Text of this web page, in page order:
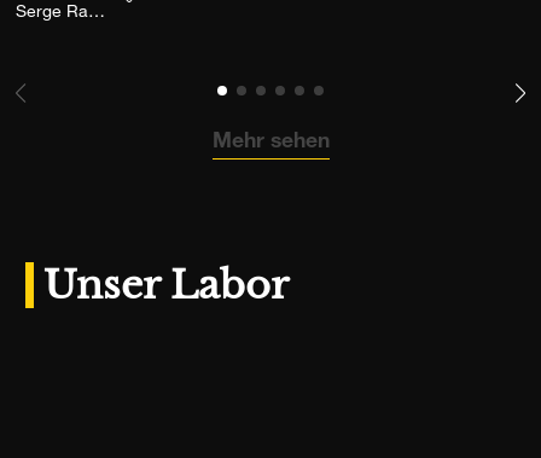
Serge Ramelli
Mehr sehen
Unser Labor